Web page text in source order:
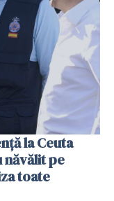
la Ceuta
năvălit pe
toate